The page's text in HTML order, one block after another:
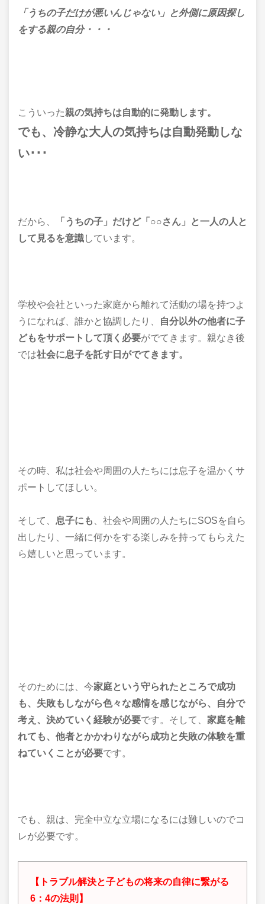
「うちの子だけが悪いんじゃない」 と外側に原因探し
をする親の自分・・・
こういった親の気持ちは自動的に発動します。
でも、冷静な大人の気持ちは自動発動しな
い･･･
だから、 「うちの子」だけど「○○さん」と一人の人 と
して見るを意識しています。
学校や会社といった家庭から離れて活動の場を持つよ
うになれば、誰かと協調したり、
自分以外の他者に子
どもをサポートして頂く必要がでてきます。親なき後
では社会に息子を託す日がでてきます。
その時、私は社会や周囲の人たちには息子を温かくサ
ポートしてほしい。
そして、 息子にも
、社会や周囲の人たちにSOSを自ら
出したり、一緒に何かをする楽しみを持ってもらえた
ら嬉しいと思っています。
そのためには、今家庭という守られたところで成功
も、失敗もしながら色々な感情を感じながら、
自分で
考え、決めていく経験が必要です。そして、 家庭を離
れても、他者とかかわりながら成功と失敗の体験を重
ねていくことが必要です。
でも、親は、完全中立な立場になるには難しいのでコ
レが必要です。
【トラブル解決と子どもの将来の自律に繋がる
6：4の法則】